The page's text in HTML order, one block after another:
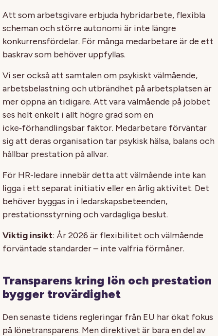
Att som arbetsgivare erbjuda hybridarbete, flexibla
scheman och större autonomi är inte längre
konkurrensfördelar. För många medarbetare är de ett
baskrav som behöver uppfyllas.
Vi ser också att samtalen om psykiskt välmående,
arbetsbelastning och utbrändhet på arbetsplatsen är
mer öppna än tidigare. Att vara välmående på jobbet
ses helt enkelt i allt högre grad som en
icke‑förhandlingsbar faktor. Medarbetare förväntar
sig att deras organisation tar psykisk hälsa, balans och
hållbar prestation på allvar.
För HR-ledare innebär detta att välmående inte kan
ligga i ett separat initiativ eller en årlig aktivitet. Det
behöver byggas in i ledarskapsbeteenden,
prestationsstyrning och vardagliga beslut.
Viktig insikt: År 2026 är flexibilitet och välmående
förväntade standarder – inte valfria förmåner.
Transparens kring lön och prestation
bygger trovärdighet
Den senaste tidens regleringar från EU har ökat fokus
på lönetransparens. Men direktivet är bara en del av